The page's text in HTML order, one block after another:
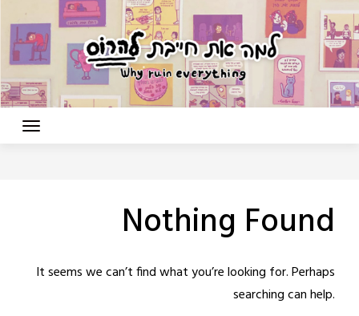
Nothing Found
It seems we can’t find what you’re looking for. Perhaps
searching can help.